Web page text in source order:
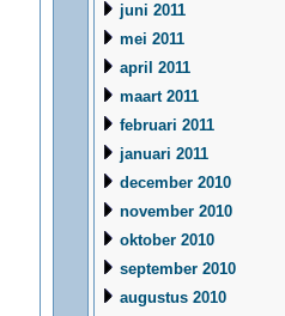
juni 2011
mei 2011
april 2011
maart 2011
februari 2011
januari 2011
december 2010
november 2010
oktober 2010
september 2010
augustus 2010